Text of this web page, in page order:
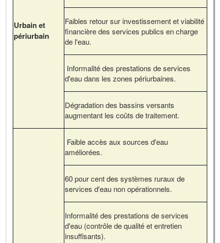
Urbain et
périurbain
Faibles retour sur investissement et viabilité
financière des services publics en charge
de l'eau.
Informalité des prestations de services
d'eau dans les zones périurbaines.
Dégradation des bassins versants
augmentant les coûts de traitement.
Faible accès aux sources d'eau
améliorées.
60 pour cent des systèmes ruraux de
services d'eau non opérationnels.
Informalité des prestations de services
d'eau (contrôle de qualité et entretien
insuffisants).